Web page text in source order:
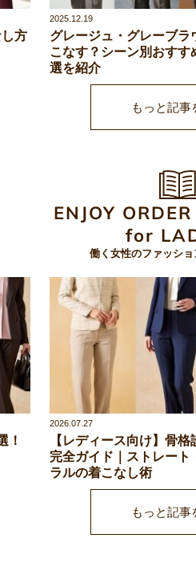
方
2025.12.19
グレージュ・グレーブラ
こなす？シーン別おすす
選を紹介
もっと記事
ENJOY
for
働く女性のファッシ
！
2026.07.27
【レディース向け】骨
完全ガイド｜ストレート
ラルの着こなし術
もっと記事